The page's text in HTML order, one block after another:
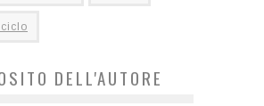
DELL'AUTORE